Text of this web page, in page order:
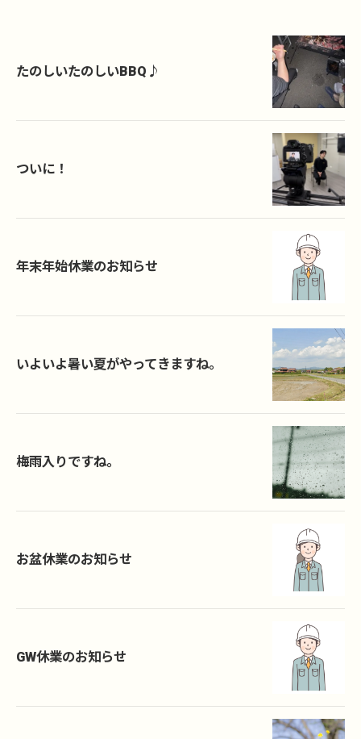
たのしいたのしいBBQ♪
ついに！
年末年始休業のお知らせ
いよいよ暑い夏がやってきますね。
梅雨入りですね。
お盆休業のお知らせ
GW休業のお知らせ